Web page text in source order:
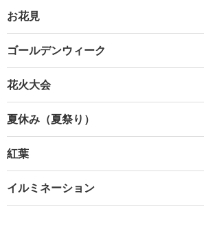
お花見
ゴールデンウィーク
花火大会
夏休み（夏祭り）
紅葉
イルミネーション